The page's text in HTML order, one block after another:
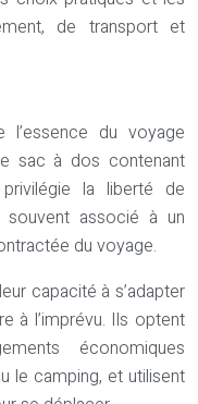
de transport et
l’essence du voyage
sac à dos contenant
la liberté de
souvent associé à un
du voyage.
capacité à s’adapter
à l’imprévu. Ils optent
économiques
le camping, et utilisent